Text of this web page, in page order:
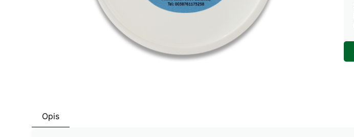
Opis